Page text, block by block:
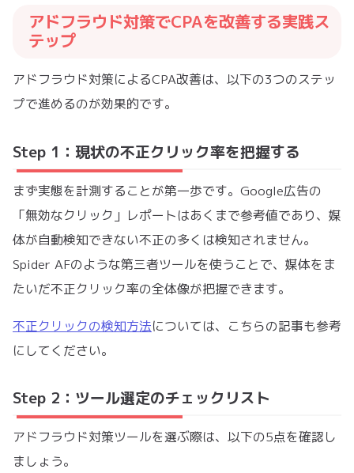
アドフラウド対策でCPAを改善する実践ス
テップ
アドフラウド対策によるCPA改善は、以下の3つのステッ
プで進めるのが効果的です。
Step 1：現状の不正クリック率を把握する
まず実態を計測することが第一歩です。Google広告の
「無効なクリック」レポートはあくまで参考値であり、媒
体が自動検知できない不正の多くは検知されません。
Spider AFのような第三者ツールを使うことで、媒体をま
たいだ不正クリック率の全体像が把握できます。
不正クリックの検知方法については、こちらの記事も参考
にしてください。
Step 2：ツール選定のチェックリスト
アドフラウド対策ツールを選ぶ際は、以下の5点を確認し
ましょう。